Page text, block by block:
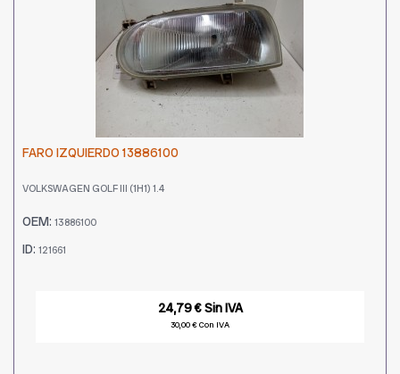
FARO IZQUIERDO 13886100
VOLKSWAGEN GOLF III (1H1) 1.4
OEM: 13886100
ID: 121661
24,79 € Sin IVA
30,00 € Con IVA